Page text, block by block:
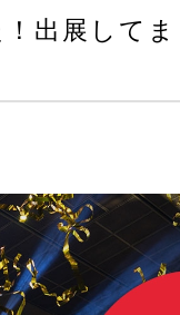
出展して